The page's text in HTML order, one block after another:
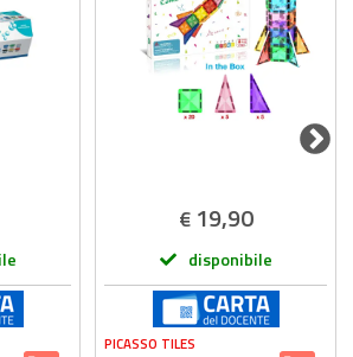
€ 19,90
disponibile
PICASSO TILES